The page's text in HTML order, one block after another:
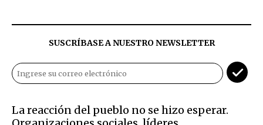
SUSCRÍBASE A NUESTRO NEWSLETTER
La reacción del pueblo no se hizo esperar.